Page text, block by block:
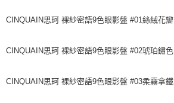
CINQUAIN思珂 裸紗密語9色眼影盤 #01絲絨花瓣
CINQUAIN思珂 裸紗密語9色眼影盤 #02琥珀鏽色
CINQUAIN思珂 裸紗密語9色眼影盤 #03柔霧拿鐵